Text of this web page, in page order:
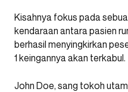
Kisahnya fokus pada
kendaraan antara pasien
berhasil menyingkirkan
1 keingannya akan terkabul.
John Doe, sang tokoh